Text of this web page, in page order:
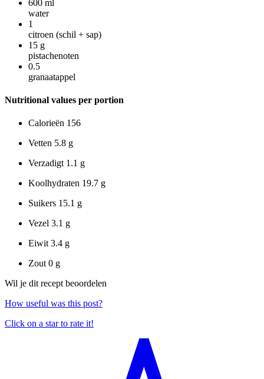
600 ml
water
1
citroen (schil + sap)
15 g
pistachenoten
0.5
granaatappel
Nutritional values per portion
Calorieën 156
Vetten 5.8 g
Verzadigt 1.1 g
Koolhydraten 19.7 g
Suikers 15.1 g
Vezel 3.1 g
Eiwit 3.4 g
Zout 0 g
Wil je dit recept beoordelen
How useful was this post?
Click on a star to rate it!